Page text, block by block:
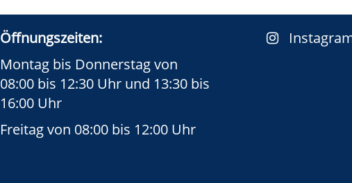
Öffnungszeiten:
Montag bis Donnerstag von
08:00 bis 12:30 Uhr und 13:30 bis
16:00 Uhr
Freitag von 08:00 bis 12:00 Uhr